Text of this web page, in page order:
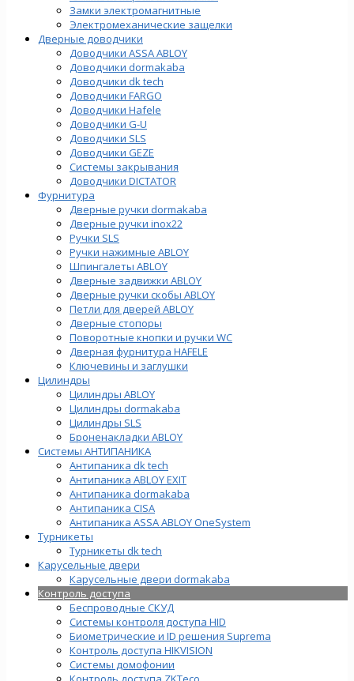
Замки электромагнитные
Электромеханические защелки
Дверные доводчики
Доводчики ASSA ABLOY
Доводчики dormakaba
Доводчики dk tech
Доводчики FARGO
Доводчики Hafele
Доводчики G-U
Доводчики SLS
Доводчики GEZE
Cистемы закрывания
Доводчики DICTATOR
Фурнитура
Дверные ручки dormakaba
Дверные ручки inox22
Ручки SLS
Ручки нажимные ABLOY
Шпингалеты ABLOY
Дверные задвижки ABLOY
Дверные ручки скобы ABLOY
Петли для дверей ABLOY
Дверные стопоры
Поворотные кнопки и ручки WC
Дверная фурнитура HAFELE
Ключевины и заглушки
Цилиндры
Цилиндры ABLOY
Цилиндры dormakaba
Цилиндры SLS
Броненакладки ABLOY
Системы АНТИПАНИКА
Антипаника dk tech
Антипаника ABLOY EXIT
Антипаника dormakaba
Антипаника СISA
Антипаника ASSA ABLOY OneSystem
Турникеты
Турникеты dk tech
Карусельные двери
Карусельные двери dormakaba
Контроль доступа
Беспроводные СКУД
Системы контроля доступа HID
Биометрические и ID решения Suprema
Контроль доступа HIKVISION
Системы домофонии